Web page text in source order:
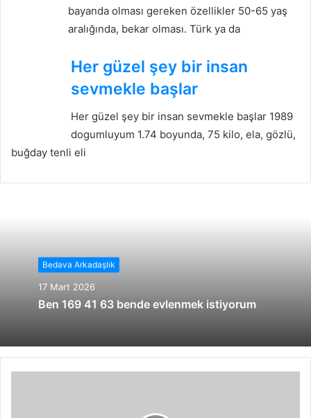
bayanda olması gereken özellikler 50-65 yaş
aralığında, bekar olması. Türk ya da
Her güzel şey bir insan
sevmekle başlar
Her güzel şey bir insan sevmekle başlar 1989
dogumluyum 1.74 boyunda, 75 kilo, ela, gözlü,
buğday tenli eli
Bedava Arkadaşlık
17 Mart 2026
Ben 169 41 63 bende evlenmek istiyorum